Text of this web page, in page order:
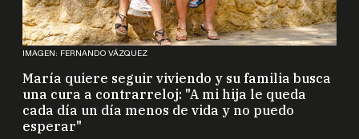
IMAGEN: FERNANDO VÁZQUEZ
María quiere seguir viviendo y su familia busca
una cura a contrarreloj: "A mi hija le queda
cada día un día menos de vida y no puedo
esperar"